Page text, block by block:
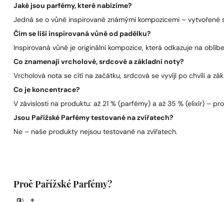
Jaké jsou parfémy, které nabízíme?
Jedná se o vůně inspirované známými kompozicemi –
Čím se liší inspirovaná vůně od padělku?
Inspirovaná vůně je originální kompozice, která odkazuje na
Co znamenají vrcholové, srdcové a základní noty?
Vrcholová nota se cítí na začátku, srdcová se vyvíjí po chvíli a
Co je koncentrace?
V závislosti na produktu: až 21 % (parfémy) a až 35 % (elixír) –
Jsou Pařížské Parfémy testované na zvířatech?
Ne – naše produkty nejsou testované na zvířatech.
Proč Pařížské Parfémy?